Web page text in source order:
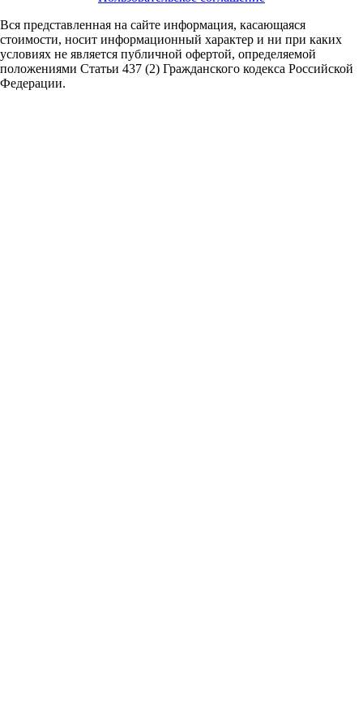
Вся представленная на сайте информация, касающаяся
стоимости, носит информационный характер и ни при каких
условиях не является публичной офертой, определяемой
положениями Статьи 437 (2) Гражданского кодекса Российской
Федерации.